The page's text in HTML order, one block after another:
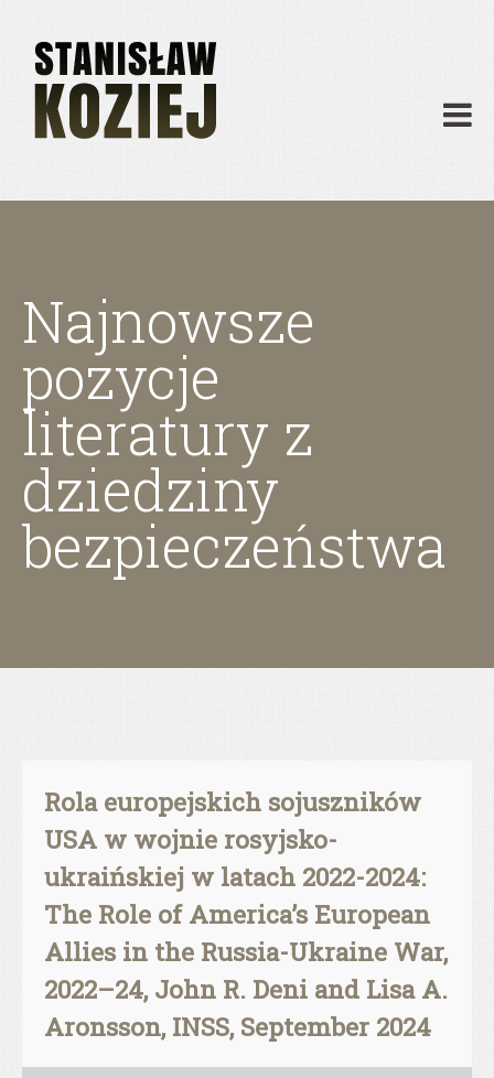
Publikacje
Działalność
Materiały dydaktyczne
Najnowsze
pozycje
literatury z
dziedziny
bezpieczeństwa
Rola europejskich sojuszników
USA w wojnie rosyjsko-
ukraińskiej w latach 2022-2024:
The Role of America’s European
Allies in the Russia-Ukraine War,
2022–24, John R. Deni and Lisa A.
Aronsson, INSS, September 2024